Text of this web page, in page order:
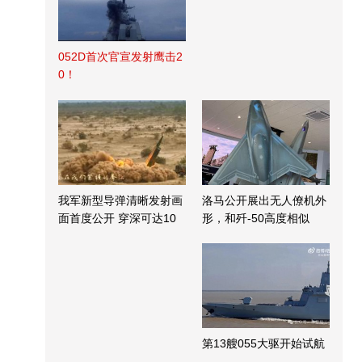
052D首次官宣发射鹰击2
0！
我军新型导弹清晰发射画
面首度公开 穿深可达10
洛马公开展出无人僚机外
形，和歼-50高度相似
第13艘055大驱开始试航